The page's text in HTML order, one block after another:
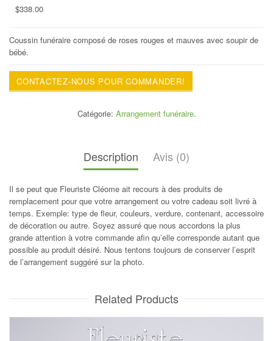
$338.00
Coussin funéraire composé de roses rouges et mauves avec soupir de
bébé.
CONTACTEZ-NOUS POUR COMMANDER!
Catégorie: Arrangement funéraire.
Description Avis (0)
Il se peut que Fleuriste Cléome ait recours à des produits de
remplacement pour que votre arrangement ou votre cadeau soit livré à
temps. Exemple: type de fleur, couleurs, verdure, contenant, accessoire
de décoration ou autre. Soyez assuré que nous accordons la plus
grande attention à votre commande afin qu’elle corresponde autant que
possible au produit désiré. Nous tentons toujours de conserver l’esprit
de l’arrangement suggéré sur la photo.
Related Products